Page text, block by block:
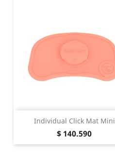
Individual Click Mat Mini
Precio
$ 140.590